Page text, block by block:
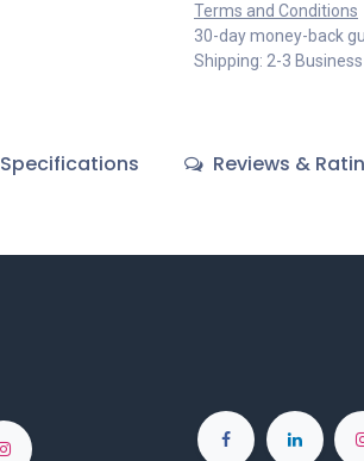
Terms and Conditions
30-day money-back
Shipping: 2-3
Specifications Reviews &